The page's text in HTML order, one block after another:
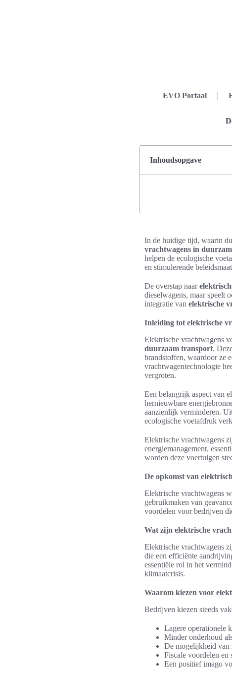
EVO Portaal
Inhoudsopgave
In de huidige tijd, waarin
vrachtwagens in
helpen de ecologische
en stimulerende
De overstap naar
dieselwagens, maar speelt
integratie van elektrische
Inleiding tot elektrische
Elektrische vrachtwagens
duurzaam transport.
brandstoffen, waardoor ze
vrachtwagentechnologie
vergroten.
Een belangrijk aspect van
hernieuwbare
aanzienlijk verminderen.
ecologische voetafdruk
Elektrische vrachtwagens
energiemanagement,
worden deze voertuigen
De opkomst van
Elektrische vrachtwagens
gebruikmaken van
voordelen voor bedrijven
Wat zijn elektrische
Elektrische vrachtwagens
die een efficiënte
essentiële rol in het
klimaatcrisis.
Waarom kiezen voor
Bedrijven kiezen steeds
Lagere operationele
Minder onderhoud
De mogelijkheid van
Fiscale voordelen en
Een positief imago